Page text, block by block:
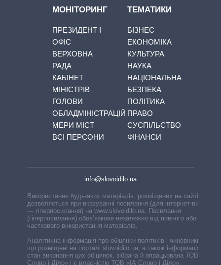
МОНІТОРИНГ
ПРЕЗИДЕНТ І
ОФІС
ВЕРХОВНА
РАДА
КАБІНЕТ
МІНІСТРІВ
ГОЛОВИ
ОБЛАДМІНІСТРАЦІЙ
МЕРИ МІСТ
ВСІ ПЕРСОНИ
ТЕМАТИКИ
БІЗНЕС
ЕКОНОМІКА
КУЛЬТУРА
НАУКА
НАЦІОНАЛЬНА
БЕЗПЕКА
ПОЛІТИКА
ПРАВО
СУСПІЛЬСТВО
ФІНАНСИ
info@slovoidilo.ua
Використання будь-яких матеріалів, розміщених на сайті,
дозволяється при вказуванні посилання (для інтернет-видань
— гіперпосилання) на www.slovoidilo.ua. Посилання
(гіперпосилання) обов’язкове незалежно від повного або
часткового використання матеріалів.
Аналітична інформація про обіцянки політиків і чиновників,
що розміщені на порталі slovoidilo.ua, а також інформація про
стан виконання цих обіцянок, зібрана й опрацьована ТОВ «ІА
Слово і Діло» і є власністю ТОВ «ІА Слово і Діло».